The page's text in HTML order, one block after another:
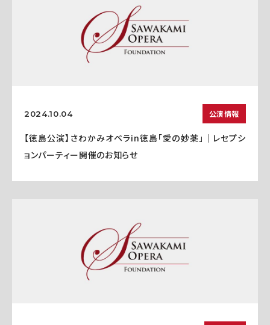
2024.10.04 公演情報
【徳島公演】さわかみオペラin徳島「愛の妙薬」｜レセプシ
ョンパーティー開催のお知らせ